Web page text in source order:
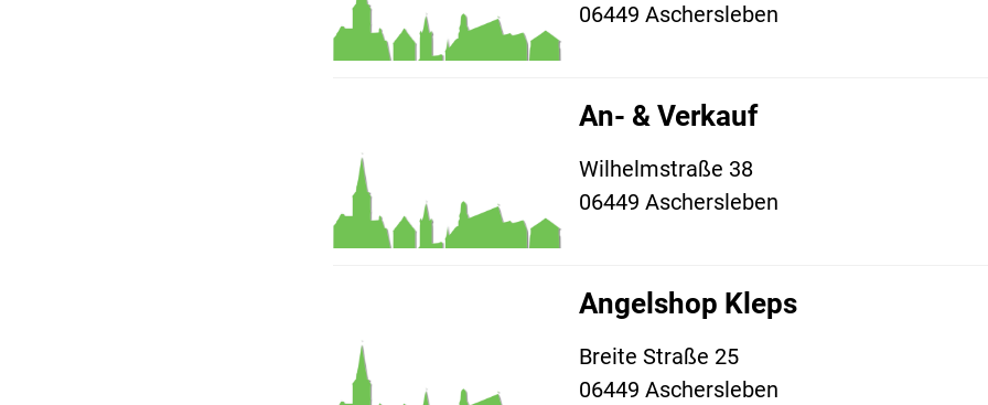
06449 Aschersleben
An- & Verkauf
Wilhelmstraße 38
06449 Aschersleben
Angelshop Kleps
Breite Straße 25
06449 Aschersleben